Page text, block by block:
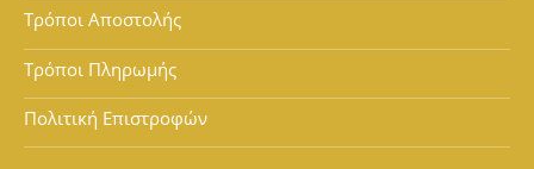
Τρόποι Αποστολής
Τρόποι Πληρωμής
Πολιτική Επιστροφών